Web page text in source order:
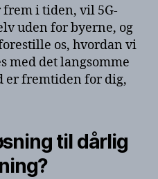
i tiden, vil 5G-
uden for byerne, og
os, hvordan vi
med det langsomme
er fremtiden for dig,
til dårlig